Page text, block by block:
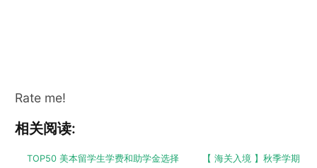
Rate me!
相关阅读:
TOP50 美本留学生学费和助学金选择
【 海关入境 】秋季学期